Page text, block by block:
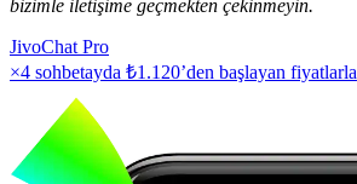
bizimle iletişime geçmekten çekinmeyin.
JivoChat Pro
×4 sohbetayda ₺1.120’den başlayan fiyatlarla